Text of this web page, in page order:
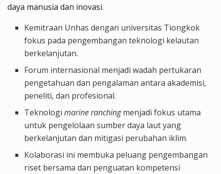
daya manusia dan inovasi.
Kemitraan Unhas dengan universitas Tiongkok
fokus pada pengembangan teknologi kelautan
berkelanjutan.
Forum internasional menjadi wadah pertukaran
pengetahuan dan pengalaman antara akademisi,
peneliti, dan profesional.
Teknologimarine ranchingmenjadi fokus utama
untuk pengelolaan sumber daya laut yang
berkelanjutan dan mitigasi perubahan iklim.
Kolaborasi ini membuka peluang pengembangan
riset bersama dan penguatan kompetensi